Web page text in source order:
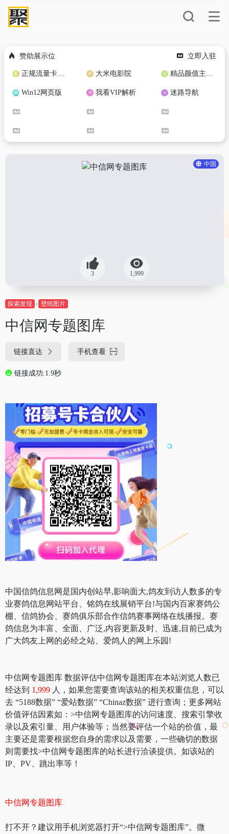
赞助展示位 立即入驻
正规流量卡免费加盟合作 大米电影院 精品颜值主播定制
Win12网页版 我看VIP解析 迷路导航
中国
3 1,999
探索发现 壁纸图片
中信网专题图库
链接直达 手机查看
链接成功:1.9秒
中国信鸽信息网是国内创站早,影响面大,鸽友到访人数多的专
业赛鸽信息网站平台、铭鸽在线展销平台!与国内百家赛鸽公
棚、信鸽协会、赛鸽俱乐部合作信鸽赛事网络在线播报。赛
鸽信息为丰富、全面、广泛,内容更新及时、迅速,目前已成为
广大鸽友上网的必经之站、爱鸽人的网上乐园!
中信网专题图库 数据评估中信网专题图库在本站浏览人数已
经达到 1,999 人，如果您需要查询该站的相关权重信息，可以
去 “5188数据” “爱站数据” “Chinaz数据” 进行查询；更多网站
价值评估因素如：>中信网专题图库的访问速度、搜索引擎收
录以及索引量、用户体验等；当然要评估一个站的价值，最
主要还是需要根据您自身的需求以及需要，一些确切的数据
则需要找>中信网专题图库的站长进行洽谈提供。如该站的
IP、PV、跳出率等！
中信网专题图库
打不开？建议用手机浏览器打开“>中信网专题图库”。微